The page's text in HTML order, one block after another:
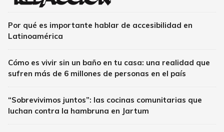
Por qué es importante hablar de accesibilidad en
Latinoamérica
Cómo es vivir sin un baño en tu casa: una realidad que
sufren más de 6 millones de personas en el país
“Sobrevivimos juntos”: las cocinas comunitarias que
luchan contra la hambruna en Jartum